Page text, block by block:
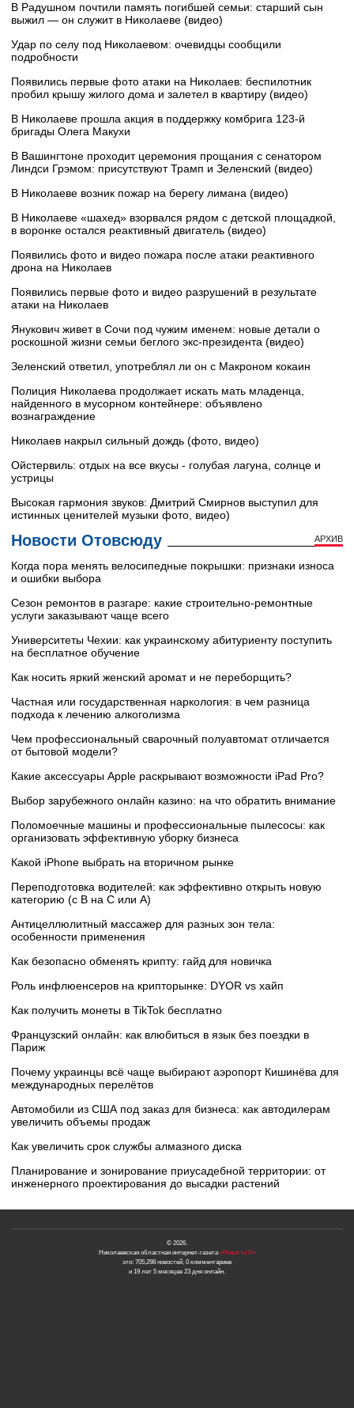
В Радушном почтили память погибшей семьи: старший сын
выжил — он служит в Николаеве (видео)
Удар по селу под Николаевом: очевидцы сообщили
подробности
Появились первые фото атаки на Николаев: беспилотник
пробил крышу жилого дома и залетел в квартиру (видео)
В Николаеве прошла акция в поддержку комбрига 123-й
бригады Олега Макухи
В Вашингтоне проходит церемония прощания с сенатором
Линдси Грэмом: присутствуют Трамп и Зеленский (видео)
В Николаеве возник пожар на берегу лимана (видео)
В Николаеве «шахед» взорвался рядом с детской площадкой,
в воронке остался реактивный двигатель (видео)
Появились фото и видео пожара после атаки реактивного
дрона на Николаев
Появились первые фото и видео разрушений в результате
атаки на Николаев
Янукович живет в Сочи под чужим именем: новые детали о
роскошной жизни семьи беглого экс-президента (видео)
Зеленский ответил, употреблял ли он с Макроном кокаин
Полиция Николаева продолжает искать мать младенца,
найденного в мусорном контейнере: объявлено
вознаграждение
Николаев накрыл сильный дождь (фото, видео)
Ойстервиль: отдых на все вкусы - голубая лагуна, солнце и
устрицы
Высокая гармония звуков: Дмитрий Смирнов выступил для
истинных ценителей музыки фото, видео)
Новости Отовсюду АРХИВ
Когда пора менять велосипедные покрышки: признаки износа
и ошибки выбора
Сезон ремонтов в разгаре: какие строительно-ремонтные
услуги заказывают чаще всего
Университеты Чехии: как украинскому абитуриенту поступить
на бесплатное обучение
Как носить яркий женский аромат и не переборщить?
Частная или государственная наркология: в чем разница
подхода к лечению алкоголизма
Чем профессиональный сварочный полуавтомат отличается
от бытовой модели?
Какие аксессуары Apple раскрывают возможности iPad Pro?
Выбор зарубежного онлайн казино: на что обратить внимание
Поломоечные машины и профессиональные пылесосы: как
организовать эффективную уборку бизнеса
Какой iPhone выбрать на вторичном рынке
Переподготовка водителей: как эффективно открыть новую
категорию (с B на C или А)
Антицеллюлитный массажер для разных зон тела:
особенности применения
Как безопасно обменять крипту: гайд для новичка
Роль инфлюенсеров на крипторынке: DYOR vs хайп
Как получить монеты в TikTok бесплатно
Французский онлайн: как влюбиться в язык без поездки в
Париж
Почему украинцы всё чаще выбирают аэропорт Кишинёва для
международных перелётов
Автомобили из США под заказ для бизнеса: как автодилерам
увеличить объемы продаж
Как увеличить срок службы алмазного диска
Планирование и зонирование приусадебной территории: от
инженерного проектирования до высадки растений
© 2026.
Николаевская областная интернет-газета«Новости N»
это: 705,298 новостей, 0 комментариев
и 19 лет 5 месяцев 23 дня онлайн.